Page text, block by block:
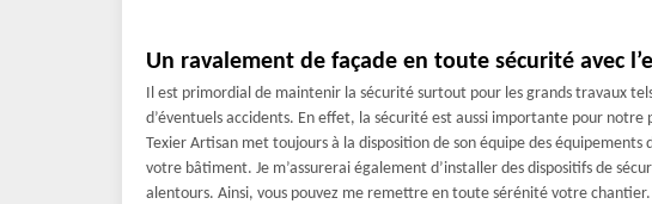
Un ravalement de façade en toute sécurité avec
Il est primordial de maintenir la sécurité surtout pour les grands travaux
d’éventuels accidents. En effet, la sécurité est aussi importante pour notre
Texier Artisan met toujours à la disposition de son équipe des
votre bâtiment. Je m’assurerai également d’installer des dispositifs de
alentours. Ainsi, vous pouvez me remettre en toute sérénité votre chantier.